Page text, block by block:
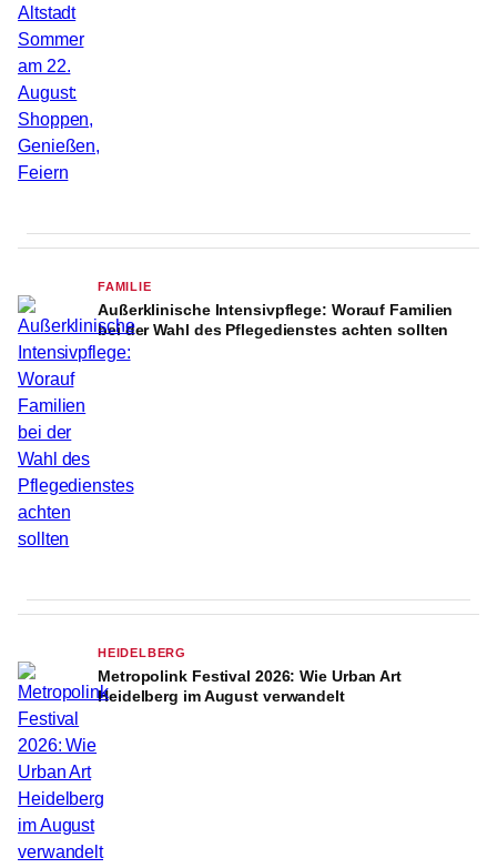
FAMILIE
Außerklinische Intensivpflege: Worauf Familien
bei der Wahl des Pflegedienstes achten sollten
HEIDELBERG
Metropolink Festival 2026: Wie Urban Art
Heidelberg im August verwandelt